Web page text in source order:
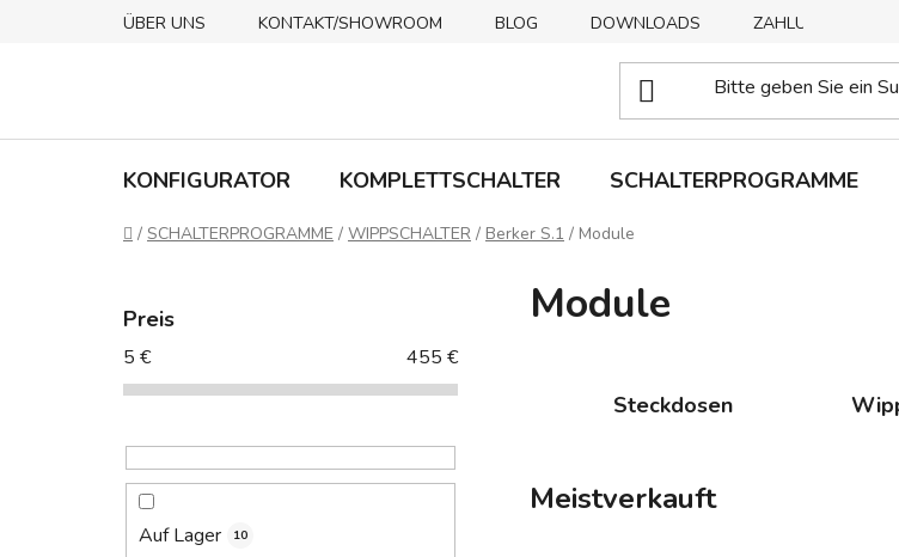
ÜBER UNS KONTAKT/SHOWROOM BLOG DOWNLOADS
KONFIGURATOR KOMPLETTSCHALTER SCHALTERPROGRAMME
Startseite
/ SCHALTERPROGRAMME / WIPPSCHALTER / Berker S.1 / Module
Preis
5 € 455 €
Auf Lager 10
Module
Steckdosen
Meistverkauft